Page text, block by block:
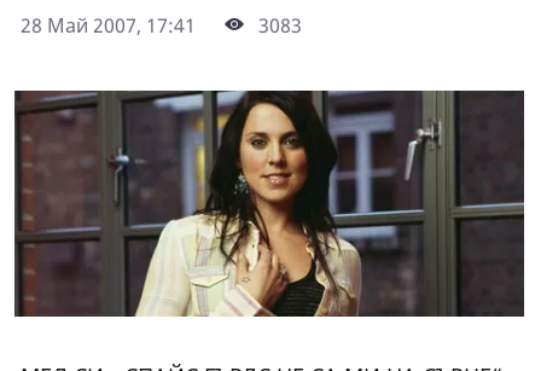
28 Май 2007, 17:41
3083